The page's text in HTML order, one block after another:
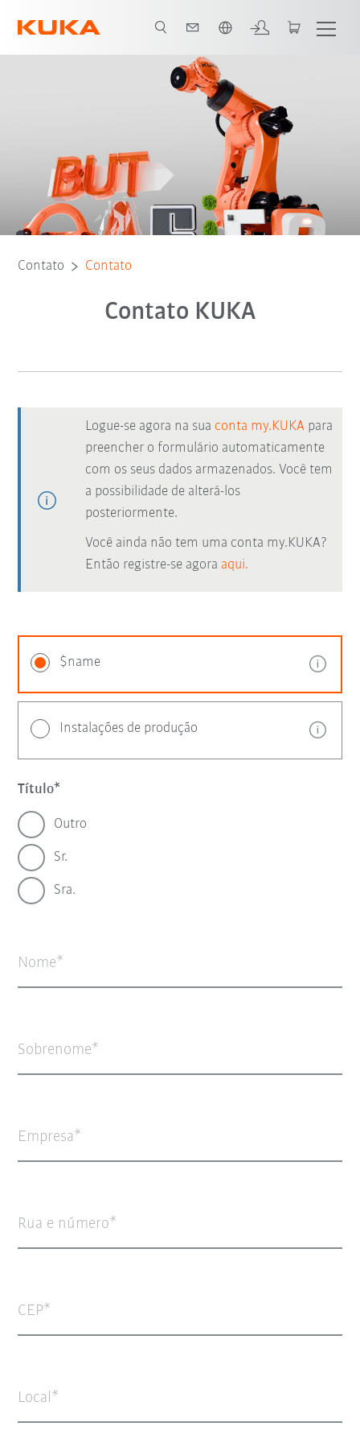
Contato Contato
Contato KUKA
Logue-se agora na sua conta my.KUKA para
preencher o formulário automaticamente
com os seus dados armazenados. Você tem
a possibilidade de alterá-los
posteriormente.
Você ainda não tem uma conta my.KUKA?
Então registre-se agora aqui.
$name
Instalações de produção
Título
Outro
Sr.
Sra.
Nome
Sobrenome
Empresa
Rua e número
CEP
Local